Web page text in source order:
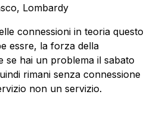
Lombardy
connessioni in teoria questo
essre, la forza della
se hai un problema il sabato
rimani senza connessione
non un servizio.